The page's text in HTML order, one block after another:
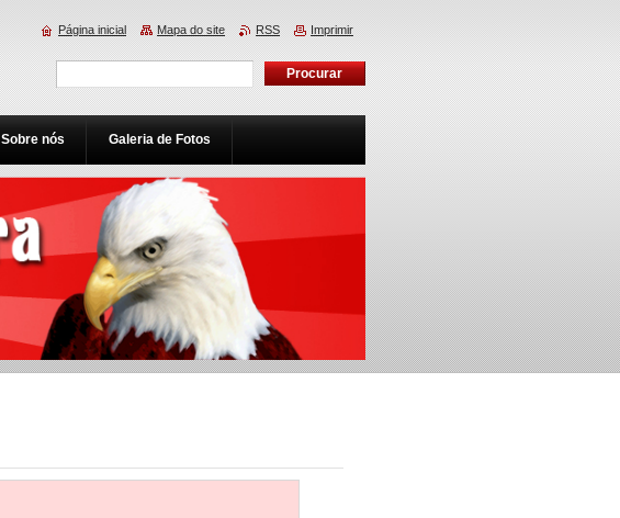
Sobre nós Galeria de Fotos
Página inicial Mapa do site RSS Imprimir